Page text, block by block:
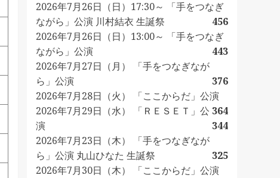
2026年7月26日（日）17:30～ 「手をつなぎ
ながら」公演 川村結衣 生誕祭
456
2026年7月26日（日）13:00～ 「手をつなぎ
ながら」公演
443
2026年7月27日（月） 「手をつなぎなが
ら」公演
376
2026年7月28日（火） 「ここからだ」公演
364
2026年7月29日（水） 「ＲＥＳＥＴ」公
演
344
2026年7月23日（木） 「手をつなぎなが
ら」公演 丸山ひなた 生誕祭
325
2026年7月30日（木） 「ここからだ」公演